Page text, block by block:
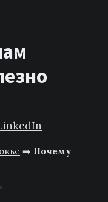
➡️ Почему